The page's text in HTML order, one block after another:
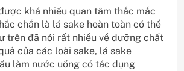
khá nhiều quan tâm thắc mắc
chắn là lá sake hoàn toàn có thể
trên đã nói rất nhiều về dưỡng chất
của các loài sake, lá sake
làm nước uống có tác dụng